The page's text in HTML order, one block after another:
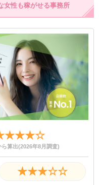
女性も稼がせる事務所
算出(2026年8月調査)
★★★☆☆